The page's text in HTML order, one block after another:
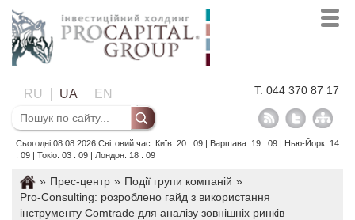
RU UA EN T: 044 370 87 17
Сьогодні 08.08.2026 Світовий час: Київ: 20 : 09 | Варшава: 19 : 09 | Нью-Йорк: 14
: 09 | Токіо: 03 : 09 | Лондон: 18 : 09
» Прес-центр » Події групи компаній »
Pro-Consulting: розроблено гайд з використання
інструменту Comtrade для аналізу зовнішніх ринків